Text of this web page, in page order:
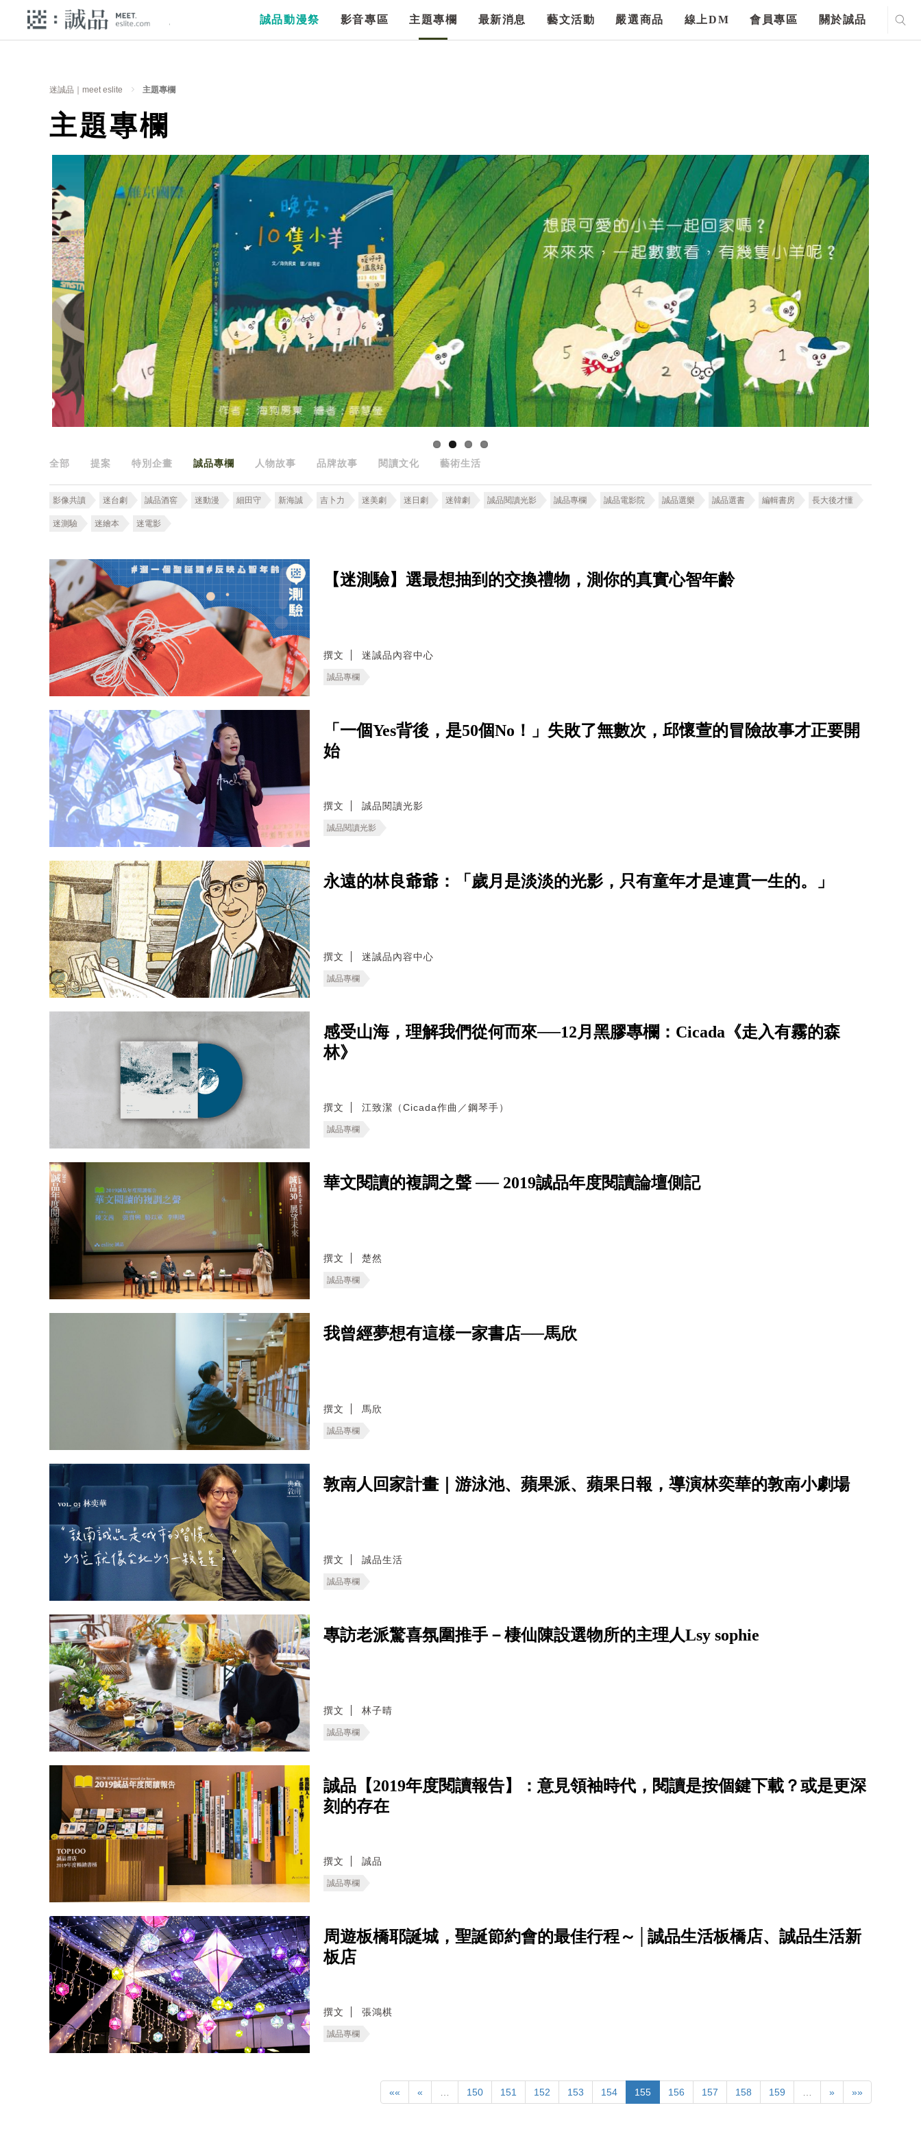
誠品動漫祭 影音專區 主題專欄 最新消息 藝文活動 嚴選商品 線上DM 會員專區 關於誠品
迷誠品｜meet eslite 主題專欄
主題專欄
全部 提案 特別企畫 誠品專欄 人物故事 品牌故事 閱讀文化 藝術生活
影像共讀 迷台劇 誠品酒窖 迷動漫 細田守 新海誠 吉卜力 迷美劇 迷日劇 迷韓劇 誠品閱讀光影 誠品專欄 誠品電影院 誠品選樂 誠品選書 編輯書房 長大後才懂
迷測驗 迷繪本 迷電影
【迷測驗】選最想抽到的交換禮物，測你的真實心智年齡
撰文 迷誠品內容中心
誠品專欄
「一個Yes背後，是50個No！」失敗了無數次，邱懷萱的冒險故事才正要開
始
撰文 誠品閱讀光影
誠品閱讀光影
永遠的林良爺爺：「歲月是淡淡的光影，只有童年才是連貫一生的。」
撰文 迷誠品內容中心
誠品專欄
感受山海，理解我們從何而來──12月黑膠專欄：Cicada《走入有霧的森
林》
撰文 江致潔（Cicada作曲／鋼琴手）
誠品專欄
華文閱讀的複調之聲 ── 2019誠品年度閱讀論壇側記
撰文 楚然
誠品專欄
我曾經夢想有這樣一家書店──馬欣
撰文 馬欣
誠品專欄
敦南人回家計畫｜游泳池、蘋果派、蘋果日報，導演林奕華的敦南小劇場
撰文 誠品生活
誠品專欄
專訪老派驚喜氛圍推手－棲仙陳設選物所的主理人Lsy sophie
撰文 林子晴
誠品專欄
誠品【2019年度閱讀報告】：意見領袖時代，閱讀是按個鍵下載？或是更深
刻的存在
撰文 誠品
誠品專欄
周遊板橋耶誕城，聖誕節約會的最佳行程～│誠品生活板橋店、誠品生活新
板店
撰文 張鴻棋
誠品專欄
«« « … 150 151 152 153 154 155 156 157 158 159 … » »»